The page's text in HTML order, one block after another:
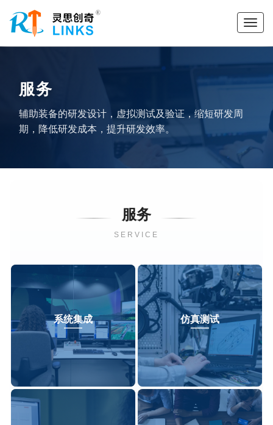
服务
辅助装备的研发设计，虚拟测试及验证，缩短研发周
期，降低研发成本，提升研发效率。
服务
SERVICE
系统集成 仿真测试